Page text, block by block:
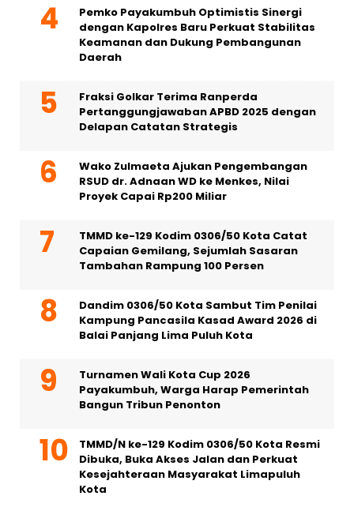
Pemko Payakumbuh Optimistis Sinergi
dengan Kapolres Baru Perkuat Stabilitas
Keamanan dan Dukung Pembangunan
Daerah
Fraksi Golkar Terima Ranperda
Pertanggungjawaban APBD 2025 dengan
Delapan Catatan Strategis
Wako Zulmaeta Ajukan Pengembangan
RSUD dr. Adnaan WD ke Menkes, Nilai
Proyek Capai Rp200 Miliar
TMMD ke-129 Kodim 0306/50 Kota Catat
Capaian Gemilang, Sejumlah Sasaran
Tambahan Rampung 100 Persen
Dandim 0306/50 Kota Sambut Tim Penilai
Kampung Pancasila Kasad Award 2026 di
Balai Panjang Lima Puluh Kota
Turnamen Wali Kota Cup 2026
Payakumbuh, Warga Harap Pemerintah
Bangun Tribun Penonton
TMMD/N ke-129 Kodim 0306/50 Kota Resmi
Dibuka, Buka Akses Jalan dan Perkuat
Kesejahteraan Masyarakat Limapuluh
Kota